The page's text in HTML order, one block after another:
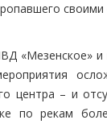
своими
«Мезенское» и
центра – и
по рекам